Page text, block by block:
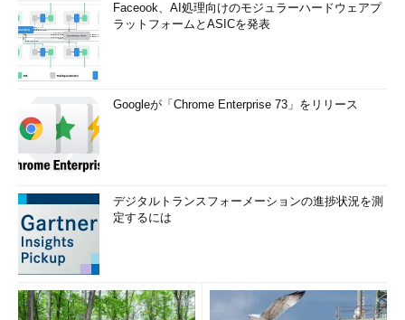
Faceook、AI処理向けのモジュラーハードウェアプ
ラットフォームとASICを発表
Googleが「Chrome Enterprise 73」をリリース
デジタルトランスフォーメーションの進捗状況を測
定するには